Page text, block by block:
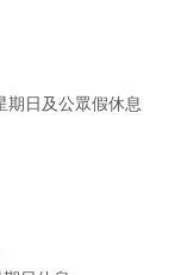
期日及公眾假休息